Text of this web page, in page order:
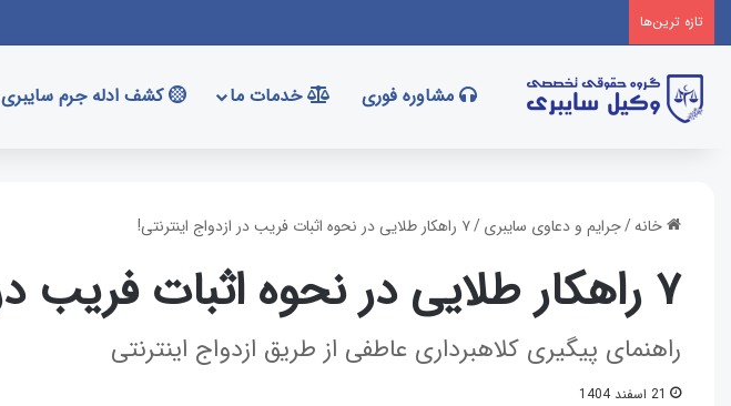
تازه‌ ترین‌ها
مشاوره فوری خدمات ما کشف ادله جرم سایبری
خانه/جرایم و دعاوی سایبری/۷ راهکار طلایی در نحوه اثبات فریب در ازدواج اینترنتی!
۷ راهکار طلایی در نحوه اثبات فریب در ازدواج اینترنتی!
راهنمای پیگیری کلاهبرداری عاطفی از طریق ازدواج اینترنتی
21 اسفند 1404